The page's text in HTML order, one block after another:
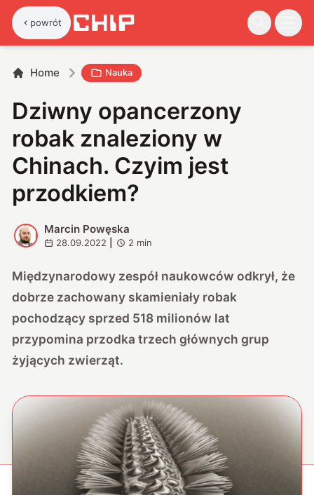
powrót
Home Nauka
Dziwny opancerzony
robak znaleziony w
Chinach. Czyim jest
przodkiem?
M
Marcin Powęska
28.09.2022 2 min
Międzynarodowy zespół naukowców odkrył, że
dobrze zachowany skamieniały robak
pochodzący sprzed 518 milionów lat
przypomina przodka trzech głównych grup
żyjących zwierząt.